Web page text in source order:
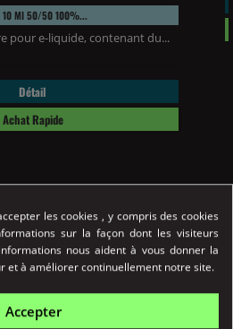
10 Ml 50/50 100%...
pour e-liquide, contenant du...
Détail
Achat Rapide
les cookies , y compris des cookies
sur la façon dont les visiteurs
nous aident à vous donner la
et à améliorer continuellement notre site.
Accepter